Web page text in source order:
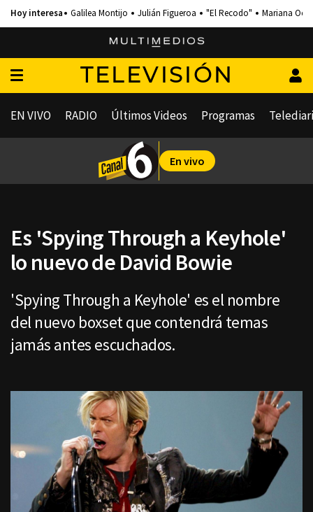
Galilea Montijo Julián Figueroa "El Recodo" Mariana
TELEVISIÓN
EN VIVO RADIO Últimos Videos Programas
En vivo
Es 'Spying Through a Keyhole'
lo nuevo de David Bowie
'Spying Through a Keyhole' es el nombre
del nuevo boxset que contendrá temas
jamás antes escuchados.